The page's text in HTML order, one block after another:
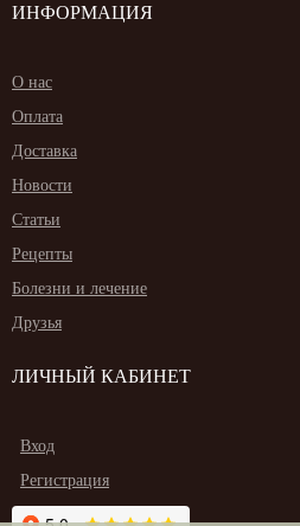
ИНФОРМАЦИЯ
О нас
Оплата
Доставка
Новости
Статьи
Рецепты
Болезни и лечение
Друзья
ЛИЧНЫЙ КАБИНЕТ
Вход
Регистрация